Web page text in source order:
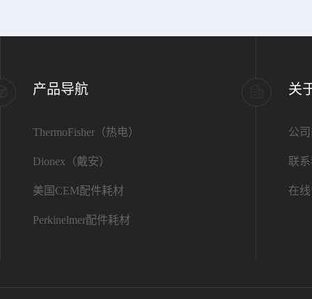
产品导航
ThermoFisher（热电）
Dionex（戴安）
美国CEM配件耗材
Perkinelmer配件耗材
关
公
联
在